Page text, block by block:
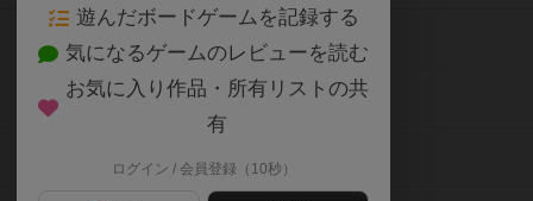
遊んだボードゲームを記録する
気になるゲームのレビューを読む
お気に入り作品・所有リストの共
有
ログイン / 会員登録（10秒）
ボードゲーム会情報
メカニクス特集
掲示板・トピックス